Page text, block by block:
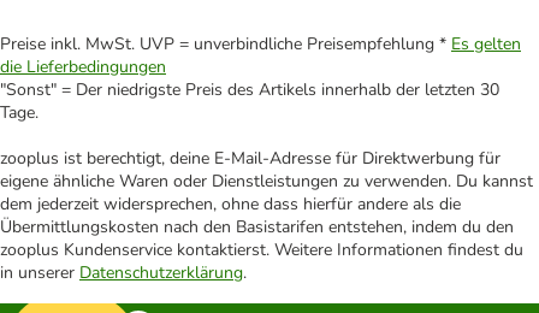
Preise inkl. MwSt. UVP = unverbindliche Preisempfehlung * Es gelten
die Lieferbedingungen
"Sonst" = Der niedrigste Preis des Artikels innerhalb der letzten 30
Tage.
zooplus ist berechtigt, deine E-Mail-Adresse für Direktwerbung für
eigene ähnliche Waren oder Dienstleistungen zu verwenden. Du kannst
dem jederzeit widersprechen, ohne dass hierfür andere als die
Übermittlungskosten nach den Basistarifen entstehen, indem du den
zooplus Kundenservice kontaktierst. Weitere Informationen findest du
in unserer Datenschutzerklärung.